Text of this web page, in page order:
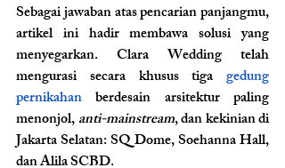
Sebagai jawaban atas pencarian panjangmu,
artikel ini hadir membawa solusi yang
menyegarkan. Clara Wedding telah
mengurasi secara khusus tiga gedung
pernikahan berdesain arsitektur paling
menonjol, anti-mainstream, dan kekinian di
Jakarta Selatan: SQ Dome, Soehanna Hall,